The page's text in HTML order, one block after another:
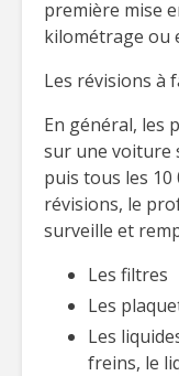
première mise
kilométrage ou
Les révisions à
En général, les
sur une voiture
puis tous les 10
révisions, le
surveille et
Les filtres
Les
Les
freins, le